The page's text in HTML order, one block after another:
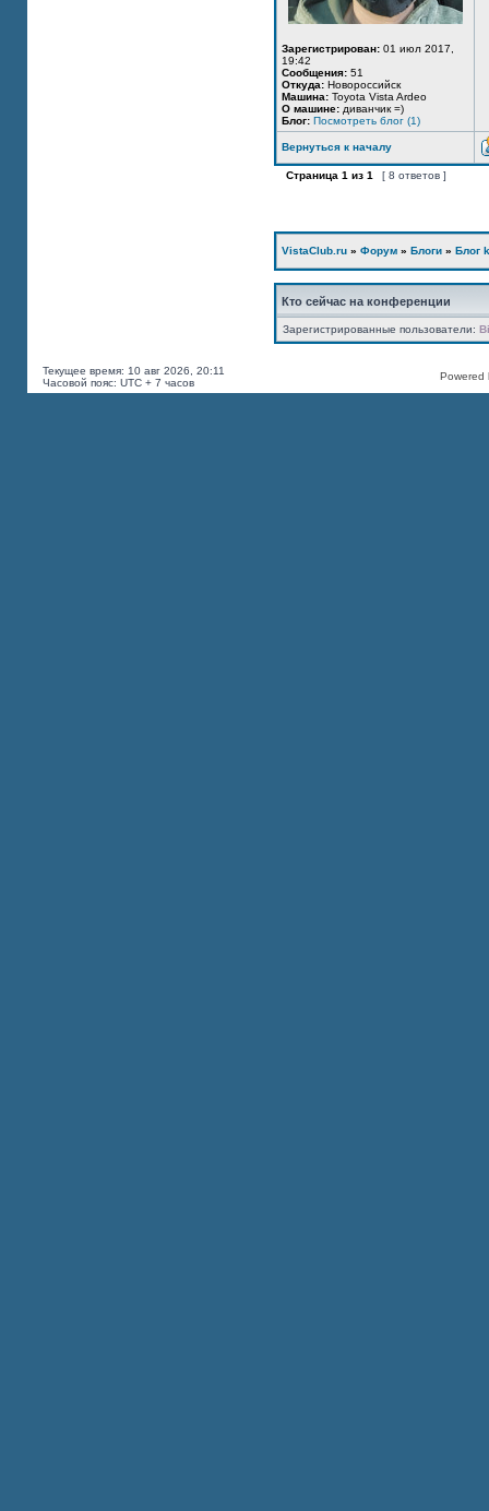
Зарегистрирован: 01 июл 2017,
19:42
Сообщения: 51
Откуда: Новороссийск
Машина: Toyota Vista Ardeo
О машине: диванчик =)
Блог: Посмотреть блог (1)
Вернуться к началу
Страница 1 из 1 [ 8 ответов ]
VistaClub.ru » Форум » Блоги » Блог
Кто сейчас на конференции
Зарегистрированные пользователи:
Текущее время: 10 авг 2026, 20:11
Часовой пояс: UTC + 7 часов
Powered